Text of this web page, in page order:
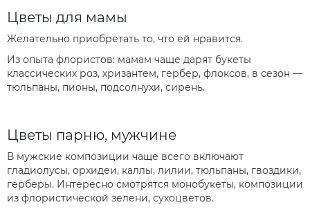
Цветы для мамы
Желательно приобретать то, что ей нравится.
Из опыта флористов: мамам чаще дарят букеты
классических роз, хризантем, гербер, флоксов, в сезон —
тюльпаны, пионы, подсолнухи, сирень.
Цветы парню, мужчине
В мужские композиции чаще всего включают
гладиолусы, орхидеи, каллы, лилии, тюльпаны, гвоздики,
герберы. Интересно смотрятся монобукеты, композиции
из флористической зелени, сухоцветов.